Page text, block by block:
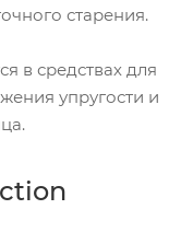
старения.
в средствах для
упругости и